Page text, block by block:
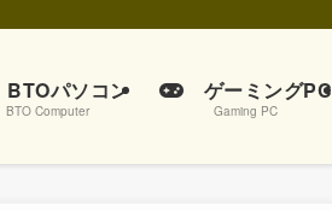
BTOパソコン
BTO Computer
ゲーミングPC
Gaming PC